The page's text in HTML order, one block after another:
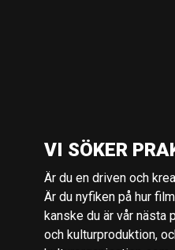
VI SÖKER
Är du en driven och
Är du nyfiken på hur
kanske du är vår nästa
och kulturproduktion,